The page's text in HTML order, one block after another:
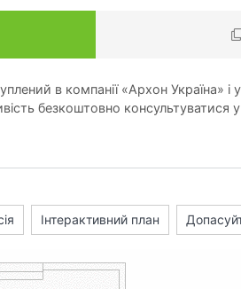
в компанії «Архон Україна»
безкоштовно консультуватися у
Інтерактивний план